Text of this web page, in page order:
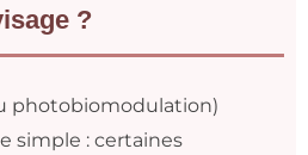
?
photobiomodulation)
simple : certaines